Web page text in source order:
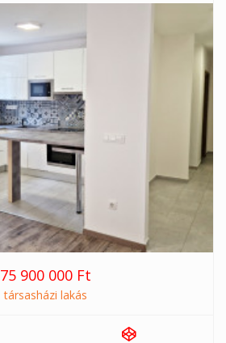
75 900 000 Ft
társasházi lakás